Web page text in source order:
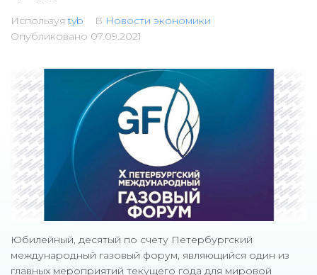
Используяtyb В Новости экономики
Опубликовано 07.09.2021
Юбилейный, десятый по счету Петербургский
международный газовый форум, являющийся один из
главных мероприятий текущего года для мировой